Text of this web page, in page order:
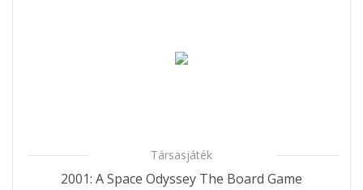
Társasjáték
2001: A Space Odyssey The Board Game